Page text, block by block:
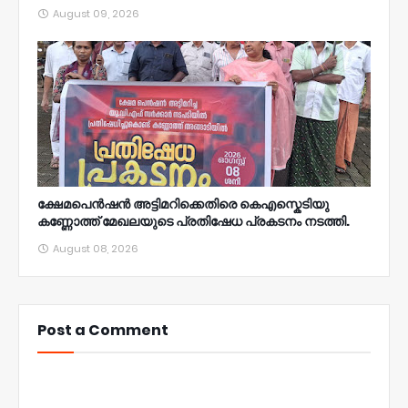
August 09, 2026
ക്ഷേമപെൻഷൻ അട്ടിമറിക്കെതിരെ കെഎസ്കെടിയു
കണ്ണോത്ത് മേഖലയുടെ പ്രതിഷേധ പ്രകടനം നടത്തി.
August 08, 2026
Post a Comment